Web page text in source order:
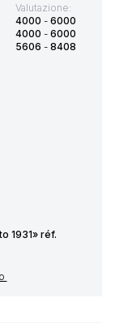
Valutazione:
4000 - 6000
4000 - 6000
5606 - 8408
1931» réf.